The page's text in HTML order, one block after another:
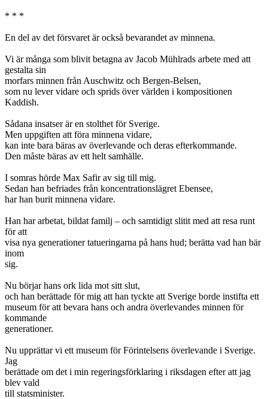
* * *
En del av det försvaret är också bevarandet av minnena.
Vi är många som blivit betagna av Jacob Mühlrads arbete med att
gestalta sin
morfars minnen från Auschwitz och Bergen-Belsen,
som nu lever vidare och sprids över världen i kompositionen
Kaddish.
Sådana insatser är en stolthet för Sverige.
Men uppgiften att föra minnena vidare,
kan inte bara bäras av överlevande och deras efterkommande.
Den måste bäras av ett helt samhälle.
I somras hörde Max Safir av sig till mig.
Sedan han befriades från koncentrationslägret Ebensee,
har han burit minnena vidare.
Han har arbetat, bildat familj – och samtidigt slitit med att resa runt
för att
visa nya generationer tatueringarna på hans hud; berätta vad han bär
inom
sig.
Nu börjar hans ork lida mot sitt slut,
och han berättade för mig att han tyckte att Sverige borde instifta ett
museum för att bevara hans och andra överlevandes minnen för
kommande
generationer.
Nu upprättar vi ett museum för Förintelsens överlevande i Sverige.
Jag
berättade om det i min regeringsförklaring i riksdagen efter att jag
blev vald
till statsminister.